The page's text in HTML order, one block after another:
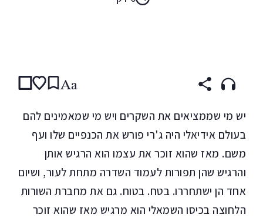
Aa
יש מי שממציאים את השקרים ויש מי שמאמינים להם
בעולם אידיאלי היה ג'רי פורש את הכנפיים שלו ועף
משם. מאז שהוא זוכר את עצמו הוא הרגיש אותן
והרגיש שהן תפורות לעמוד השדרה מתחת לעור, ושיום
אחד הן ישתחררו. בטח. בטוח. גם את מחברת השורות
הלחוצה בכיסו השמאלי הוא מרגיש מאז שהוא זוכר